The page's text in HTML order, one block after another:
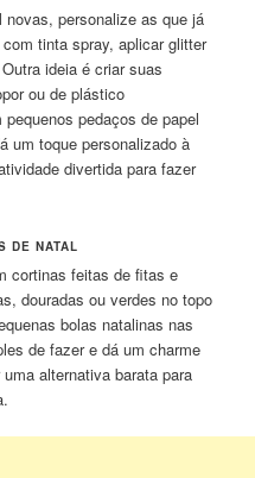
personalize as que já
tinta spray, aplicar glitter
ideia é criar suas
ou de plástico
pedaços de papel
um toque personalizado à
divertida para fazer
DE NATAL
cortinas feitas de fitas e
douradas ou verdes no topo
bolas natalinas nas
de fazer e dá um charme
alternativa barata para